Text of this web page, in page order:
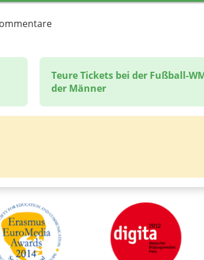
Teure Tickets bei der Fußball-
der Männer